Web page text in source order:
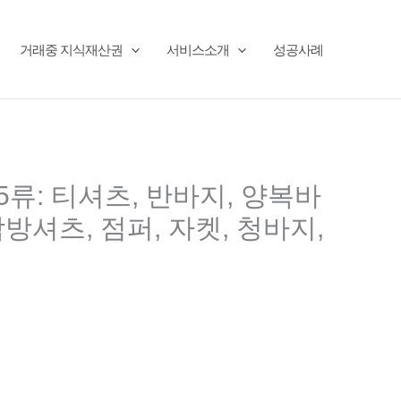
거래중 지식재산권 서비스소개 성공사례
: 티셔츠, 반바지, 양복바
셔츠, 점퍼, 자켓, 청바지,